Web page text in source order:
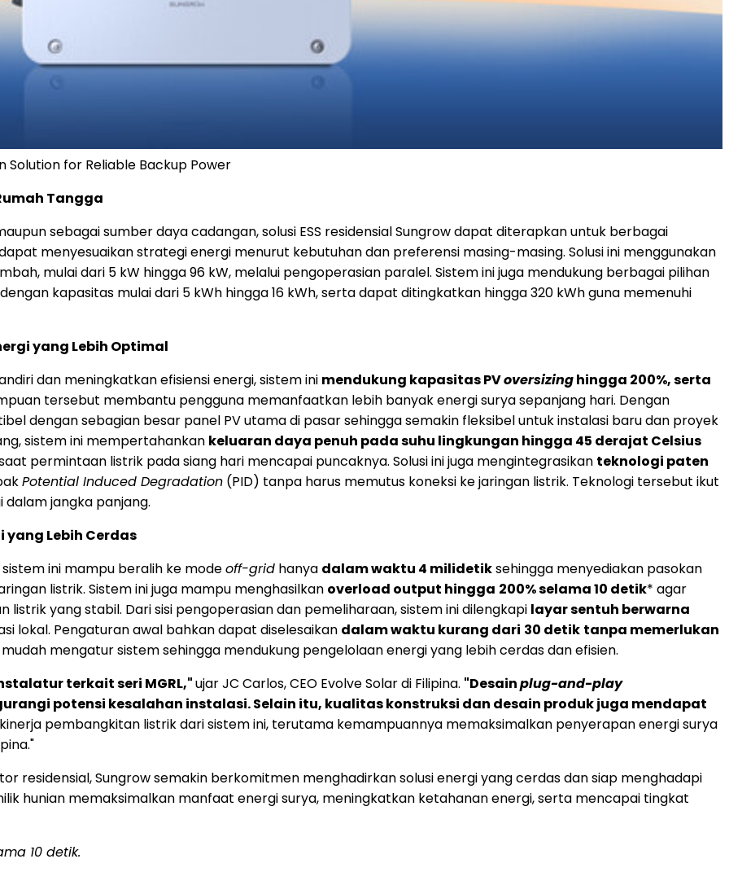
Solution for Reliable Backup Power
Tangga
sebagai sumber daya cadangan, solusi ESS residensial Sungrow dapat diterapkan untuk berbagai
menyesuaikan strategi energi menurut kebutuhan dan preferensi masing-masing. Solusi ini menggunakan
mulai dari 5 kW hingga 96 kW, melalui pengoperasian paralel. Sistem ini juga mendukung berbagai pilihan
dengan kapasitas mulai dari 5 kWh hingga 16 kWh, serta dapat ditingkatkan hingga 320 kWh guna memenuhi
yang Lebih Optimal
dan meningkatkan efisiensi energi, sistem ini mendukung kapasitas PVoversizinghingga 200%, serta
tersebut membantu pengguna memanfaatkan lebih banyak energi surya sepanjang hari. Dengan
dengan sebagian besar panel PV utama di pasar sehingga semakin fleksibel untuk instalasi baru dan proyek
sistem ini mempertahankan keluaran daya penuh pada suhu lingkungan hingga 45 derajat Celsius
permintaan listrik pada siang hari mencapai puncaknya. Solusi ini juga mengintegrasikan teknologi paten
Potential Induced Degradation (PID) tanpa harus memutus koneksi ke jaringan listrik. Teknologi tersebut ikut
jangka panjang.
Lebih Cerdas
ini mampu beralih ke modeoff-grid hanya dalam waktu 4 milidetiksehingga menyediakan pasokan
listrik. Sistem ini juga mampu menghasilkan overload output hingga 200% selama 10 detik* agar
yang stabil. Dari sisi pengoperasian dan pemeliharaan, sistem ini dilengkapi layar sentuh berwarna
lokal. Pengaturan awal bahkan dapat diselesaikan dalam waktu kurang dari 30 detik tanpa memerlukan
mengatur sistem sehingga mendukung pengelolaan energi yang lebih cerdas dan efisien.
terkait seri MGRL,"ujar JC Carlos, CEO Evolve Solar di Filipina. "Desainplug-and-play
potensi kesalahan instalasi. Selain itu, kualitas konstruksi dan desain produk juga mendapat
pembangkitan listrik dari sistem ini, terutama kemampuannya memaksimalkan penyerapan energi surya
residensial, Sungrow semakin berkomitmen menghadirkan solusi energi yang cerdas dan siap menghadapi
hunian memaksimalkan manfaat energi surya, meningkatkan ketahanan energi, serta mencapai tingkat
10 detik.